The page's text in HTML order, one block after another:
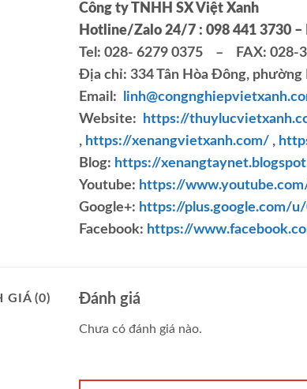
Công ty TNHH SX Việt Xanh
Hotline/Zalo 24/7 : 098 441 3730 –
Tel: 028- 6279 0375 – FAX: 028-
Địa chỉ: 334 Tân Hòa Đông,
Email:
Website:
https://
, https://xenangvietxanh.com/ ,
Blog: https://
Youtube: https://
Google+: https://plus.google.com/
Facebook: https://
GIÁ (0) Đánh giá
Chưa có đánh giá nào.